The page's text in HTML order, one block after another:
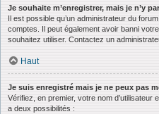
Je souhaite m’enregistrer, mais je n’y
Il est possible qu’un administrateur du
comptes. Il peut également avoir banni
souhaitez utiliser. Contactez un
Haut
Je suis enregistré mais je ne peux pas
Vérifiez, en premier, votre nom d’utilisateur
a deux possibilités :